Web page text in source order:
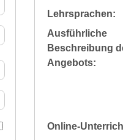
Lehrsprachen:
Ausführliche
Beschreibung
Angebots:
Online-